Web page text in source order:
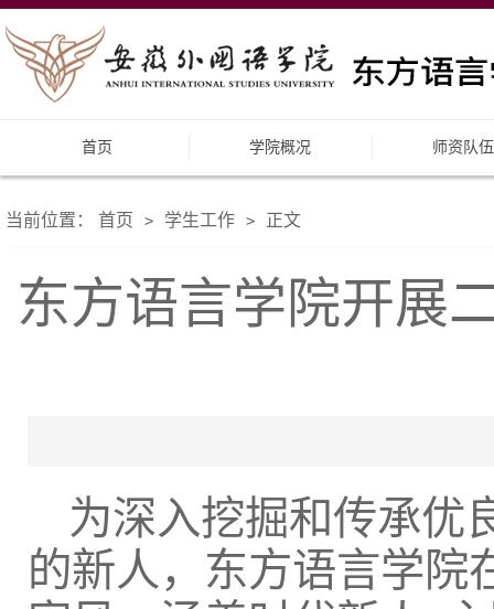
首页 学院概况 师资队伍
当前位置： 首页 > 学生工作 > 正文
东方语言学院开展
为深入挖掘和传承优
的新人，东方语言学院